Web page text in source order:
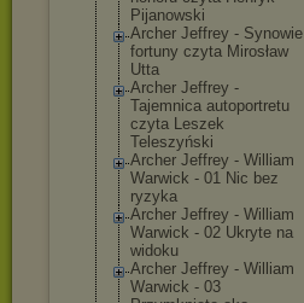
Pijanowski
Archer Jeffrey - Synowie
fortuny czyta Mirosław
Utta
Archer Jeffrey -
Tajemnica autoportretu
czyta Leszek
Teleszyński
Archer Jeffrey - William
Warwick - 01 Nic bez
ryzyka
Archer Jeffrey - William
Warwick - 02 Ukryte na
widoku
Archer Jeffrey - William
Warwick - 03